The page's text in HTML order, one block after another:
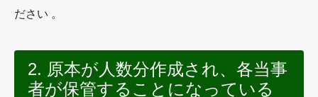
ださい 。
2. 原本が人数分作成され、各当事
者が保管することになっている